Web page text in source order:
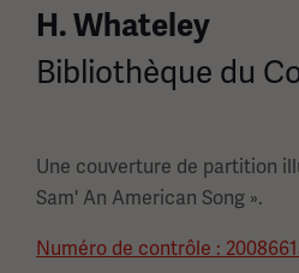
H. Whateley
Bibliothèque du
Une couverture de partition
Sam' An American Song ».
Numéro de contrôle :